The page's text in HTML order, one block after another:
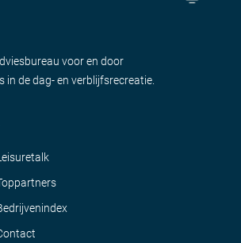
voor en door
in de dag- en verblijfsrecreatie.